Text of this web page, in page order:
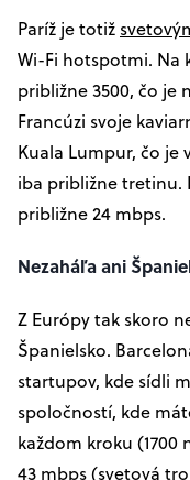
Paríž je totiž
Wi-Fi hotspotmi. Na
približne 3500, čo je
Francúzi svoje
Kuala Lumpur, čo je
iba približne tretinu.
približne 24 mbps.
Nezaháľa ani
Z Európy tak skoro
Španielsko.
startupov, kde sídli
spoločností, kde
každom kroku
43 mbps (svetová